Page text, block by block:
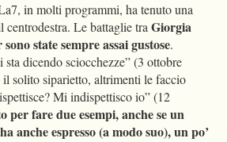
in molti programmi, ha tenuto una
centrodestra. Le battaglie traGiorgia
state sempre assai gustose.
dicendo sciocchezze” (3 ottobre
solito siparietto, altrimenti le faccio
Mi indispettisco io” (12
per fare due esempi, anche se un
anche espresso (a modo suo), un po’